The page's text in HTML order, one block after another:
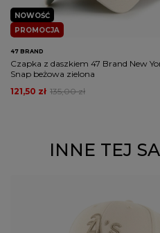
PROMOCJA
NOWOŚĆ
47 BRAND
Czapka z daszkiem 47 Brand New
Snap beżowa zielona
135,00 zł
121,50 zł
INNE TEJ